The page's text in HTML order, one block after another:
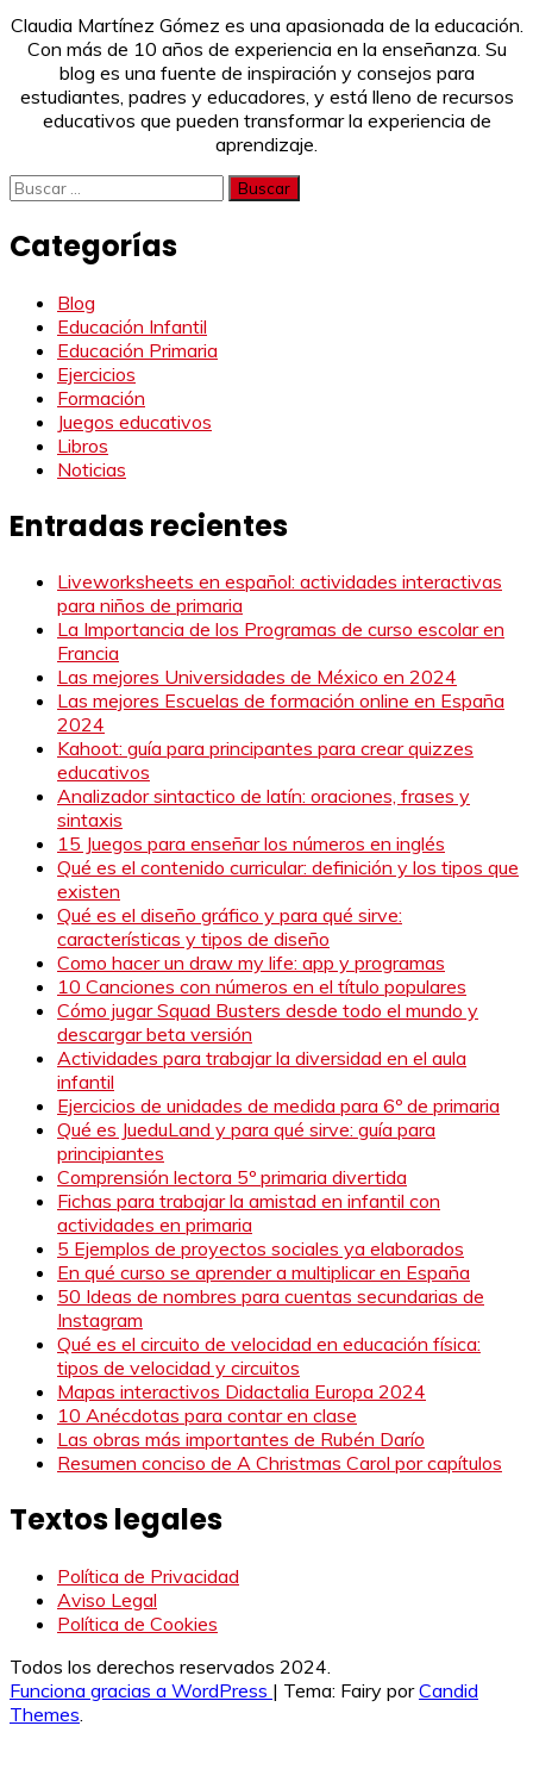
Claudia Martínez Gómez es una apasionada de la educación.
Con más de 10 años de experiencia en la enseñanza. Su
blog es una fuente de inspiración y consejos para
estudiantes, padres y educadores, y está lleno de recursos
educativos que pueden transformar la experiencia de
aprendizaje.
Buscar:
Categorías
Blog
Educación Infantil
Educación Primaria
Ejercicios
Formación
Juegos educativos
Libros
Noticias
Entradas recientes
Liveworksheets en español: actividades interactivas
para niños de primaria
La Importancia de los Programas de curso escolar en
Francia
Las mejores Universidades de México en 2024
Las mejores Escuelas de formación online en España
2024
Kahoot: guía para principantes para crear quizzes
educativos
Analizador sintactico de latín: oraciones, frases y
sintaxis
15 Juegos para enseñar los números en inglés
Qué es el contenido curricular: definición y los tipos que
existen
Qué es el diseño gráfico y para qué sirve:
características y tipos de diseño
Como hacer un draw my life: app y programas
10 Canciones con números en el título populares
Cómo jugar Squad Busters desde todo el mundo y
descargar beta versión
Actividades para trabajar la diversidad en el aula
infantil
Ejercicios de unidades de medida para 6º de primaria
Qué es JueduLand y para qué sirve: guía para
principiantes
Comprensión lectora 5º primaria divertida
Fichas para trabajar la amistad en infantil con
actividades en primaria
5 Ejemplos de proyectos sociales ya elaborados
En qué curso se aprender a multiplicar en España
50 Ideas de nombres para cuentas secundarias de
Instagram
Qué es el circuito de velocidad en educación física:
tipos de velocidad y circuitos
Mapas interactivos Didactalia Europa 2024
10 Anécdotas para contar en clase
Las obras más importantes de Rubén Darío
Resumen conciso de A Christmas Carol por capítulos
Textos legales
Política de Privacidad
Aviso Legal
Política de Cookies
Todos los derechos reservados 2024.
Funciona gracias a WordPress | Tema: Fairy porCandid
Themes.